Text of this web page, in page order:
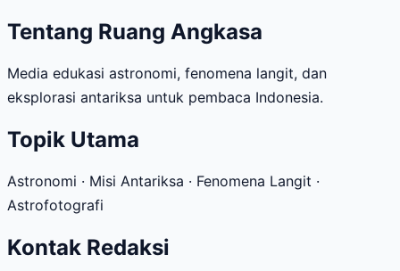
Tentang Ruang Angkasa
Media edukasi astronomi, fenomena langit, dan
eksplorasi antariksa untuk pembaca Indonesia.
Topik Utama
Astronomi · Misi Antariksa · Fenomena Langit ·
Astrofotografi
Kontak Redaksi